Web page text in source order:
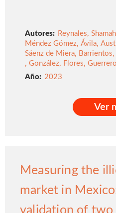
Autores: Reynales, Shamah
Méndez Gómez, Ávila,
Sáenz de Miera, Barrientos,
, González, Flores, Guerrero
2023
Ver
Measuring the
market in
validation of two